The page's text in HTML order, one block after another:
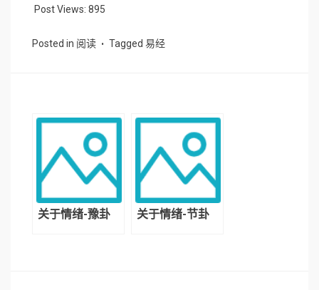
Post Views: 895
Posted in 阅读 Tagged 易经
关于情绪-豫卦 关于情绪-节卦